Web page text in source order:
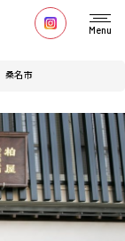
Menu
桑名市